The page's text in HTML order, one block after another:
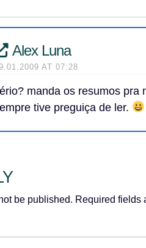
Alex Luna
AT 07:28
manda os resumos pra
tive preguiça de ler.
be published. Required fields